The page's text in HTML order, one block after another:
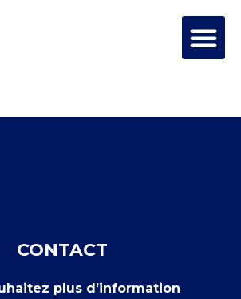
CONTACT
plus d’information